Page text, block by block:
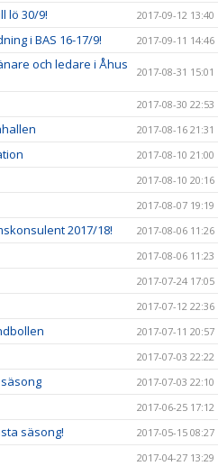
lö 30/9! 2017-09-12 13:40
i BAS 16-17/9! 2017-09-11 14:46
och ledare i Åhus
2017-08-31 15:01
2017-08-30 22:53
2017-08-16 21:31
2017-08-10 21:00
2017-08-10 20:16
2017-08-07 19:19
2017/18! 2017-08-06 11:26
2017-08-06 11:23
2017-07-24 17:05
2017-07-12 22:36
2017-07-11 20:57
2017-07-03 22:22
2017-07-03 22:10
2017-06-25 17:12
säsong! 2017-05-15 08:27
2017-04-27 13:29